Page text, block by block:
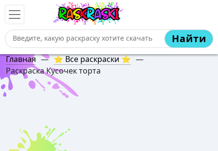
Найти
Главная — ⭐ Все раскраски ⭐ —
Раскраска Кусочек торта